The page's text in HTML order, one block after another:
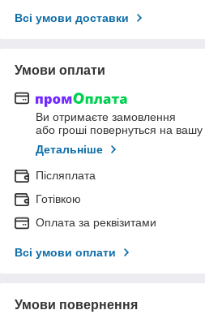
Всі умови доставки
Умови оплати
Ви отримаєте замовлення
або гроші повернуться на вашу
Детальніше
Післяплата
Готівкою
Оплата за реквізитами
Всі умови оплати
Умови повернення